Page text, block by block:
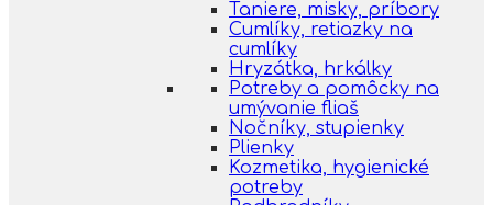
Taniere, misky, príbory
Cumlíky, retiazky na
cumlíky
Hryzátka, hrkálky
Potreby a pomôcky na
umývanie fliaš
Nočníky, stupienky
Plienky
Kozmetika, hygienické
potreby